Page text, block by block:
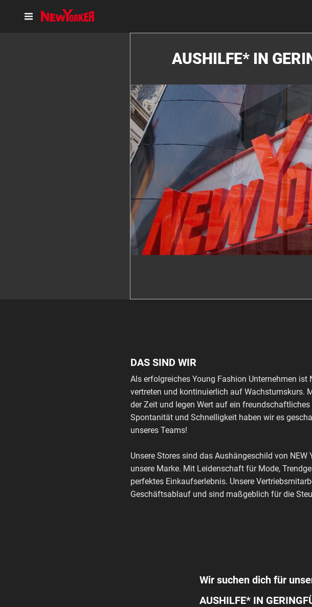
AUSHILFE* IN
DAS SIND WIR
Als erfolgreiches Young Fashion Unternehmen ist
vertreten und kontinuierlich auf Wachstumskurs.
der Zeit und legen Wert auf ein
Spontanität und Schnelligkeit haben wir es
unseres Teams!
Unsere Stores sind das Aushängeschild von
unsere Marke. Mit Leidenschaft für Mode,
perfektes Einkaufserlebnis. Unsere
Geschäftsablauf und sind maßgeblich für die
Wir suchen dich für
AUSHILFE* IN